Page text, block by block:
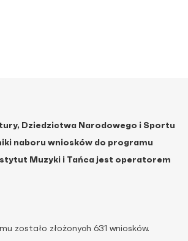
Dziedzictwa Narodowego i Sportu
naboru wniosków do programu
Muzyki i Tańca jest operatorem
zostało złożonych 631 wniosków.